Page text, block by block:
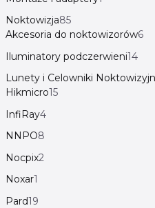
Noktowizja85
Akcesoria do noktowizorów6
Iluminatory podczerwieni14
Lunety i Celowniki
Hikmicro15
InfiRay4
NNPO8
Nocpix2
Noxar1
Pard19